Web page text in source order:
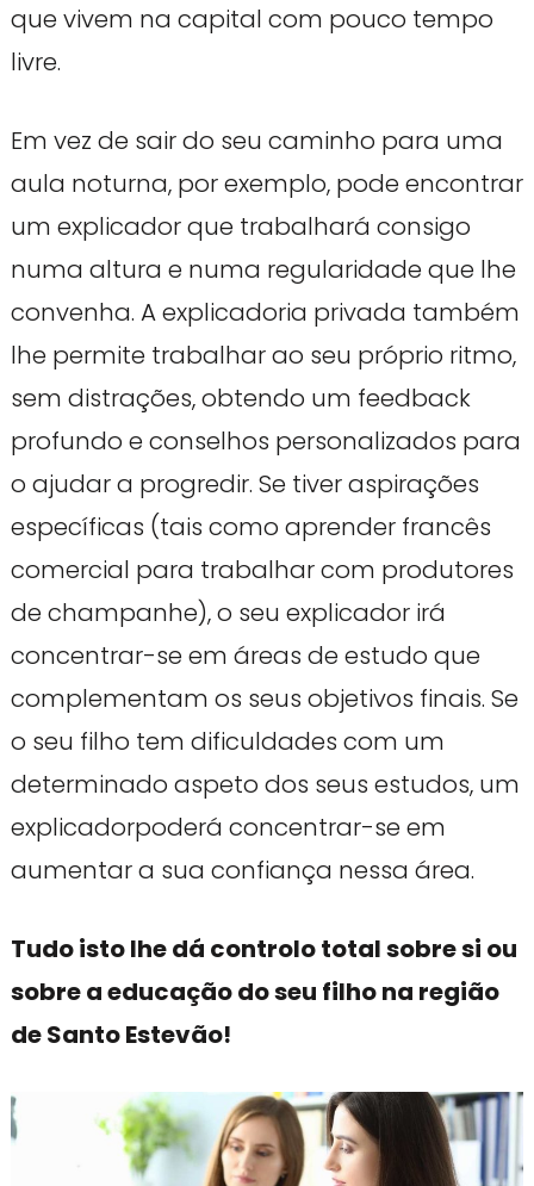
que vivem na capital com pouco tempo
livre.
Em vez de sair do seu caminho para uma
aula noturna, por exemplo, pode encontrar
um explicador que trabalhará consigo
numa altura e numa regularidade que lhe
convenha. A explicadoria privada também
lhe permite trabalhar ao seu próprio ritmo,
sem distrações, obtendo um feedback
profundo e conselhos personalizados para
o ajudar a progredir. Se tiver aspirações
específicas (tais como aprender francês
comercial para trabalhar com produtores
de champanhe), o seu explicador irá
concentrar-se em áreas de estudo que
complementam os seus objetivos finais. Se
o seu filho tem dificuldades com um
determinado aspeto dos seus estudos, um
explicadorpoderá concentrar-se em
aumentar a sua confiança nessa área.
Tudo isto lhe dá controlo total sobre si ou
sobre a educação do seu filho na região
de Santo Estevão!